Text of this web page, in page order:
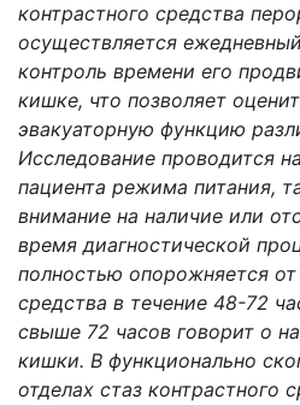
контрастного средства
осуществляется
контроль времени его
кишке, что позволяет
эвакуаторную функцию
Исследование проводится
пациента режима питания,
внимание на наличие или
время диагностической
полностью опорожняется от
средства в течение 48-72
свыше 72 часов говорит о
кишки. В функционально
отделах стаз контрастного